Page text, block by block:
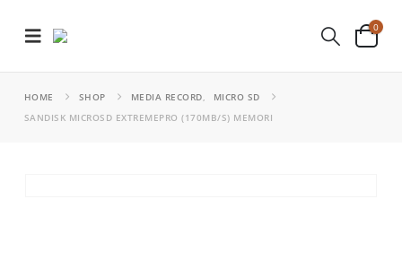
0
HOME SHOP MEDIA RECORD,
MICRO SD
SANDISK MICROSD EXTREMEPRO (170MB/S) MEMORI